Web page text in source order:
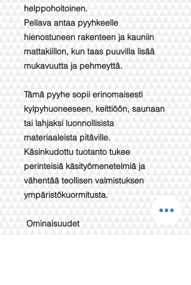
helppohoitoinen.
Pellava antaa pyyhkeelle
hienostuneen rakenteen ja kauniin
mattakiillon, kun taas puuvilla lisää
mukavuutta ja pehmeyttä.
Tämä pyyhe sopii erinomaisesti
kylpyhuoneeseen, keittiöön, saunaan
tai lahjaksi luonnollisista
materiaaleista pitäville.
Käsinkudottu tuotanto tukee
perinteisiä käsityömenetelmiä ja
vähentää teollisen valmistuksen
ympäristökuormitusta.
Ominaisuudet